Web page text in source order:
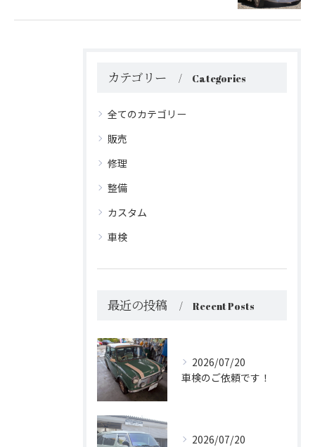
カテゴリー Categories
全てのカテゴリー
販売
修理
整備
カスタム
車検
最近の投稿 Recent Posts
2026/07/20
車検のご依頼です！
2026/07/20
お問い合わせ・ご相談はこちら
お問い合わせ・ご相談はこちら